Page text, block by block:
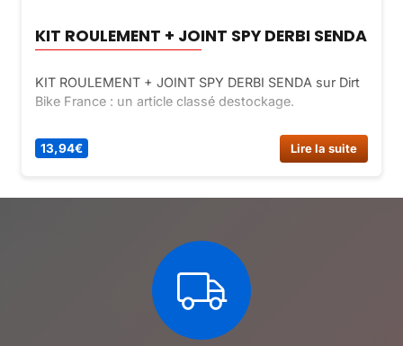
KIT ROULEMENT + JOINT SPY DERBI SENDA
KIT ROULEMENT + JOINT SPY DERBI SENDA sur Dirt
Bike France : un article classé destockage.
13,94€ Lire la suite